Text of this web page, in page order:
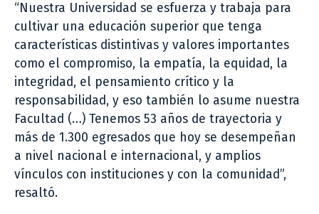
“Nuestra Universidad se esfuerza y trabaja para
cultivar una educación superior que tenga
características distintivas y valores importantes
como el compromiso, la empatía, la equidad, la
integridad, el pensamiento crítico y la
responsabilidad, y eso también lo asume nuestra
Facultad (…) Tenemos 53 años de trayectoria y
más de 1.300 egresados que hoy se desempeñan
a nivel nacional e internacional, y amplios
vínculos con instituciones y con la comunidad”,
resaltó.